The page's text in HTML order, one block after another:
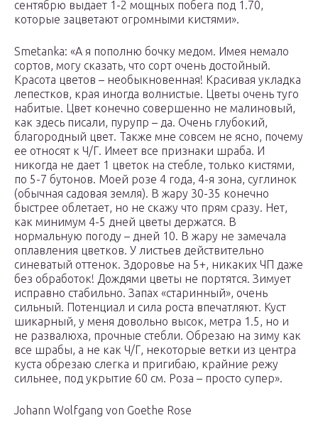
сентябрю выдает 1-2 мощных побега под 1.70,
которые зацветают огромными кистями».
Smetanka: «А я пополню бочку медом. Имея немало
сортов, могу сказать, что сорт очень достойный.
Красота цветов – необыкновенная! Красивая укладка
лепестков, края иногда волнистые. Цветы очень туго
набитые. Цвет конечно совершенно не малиновый,
как здесь писали, пурупр – да. Очень глубокий,
благородный цвет. Также мне совсем не ясно, почему
ее относят к Ч/Г. Имеет все признаки шраба. И
никогда не дает 1 цветок на стебле, только кистями,
по 5-7 бутонов. Моей розе 4 года, 4-я зона, суглинок
(обычная садовая земля). В жару 30-35 конечно
быстрее облетает, но не скажу что прям сразу. Нет,
как минимум 4-5 дней цветы держатся. В
нормальную погоду – дней 10. В жару не замечала
оплавления цветков. У листьев действительно
синеватый оттенок. Здоровье на 5+, никаких ЧП даже
без обработок! Дождями цветы не портятся. Зимует
исправно стабильно. Запах «старинный», очень
сильный. Потенциал и сила роста впечатляют. Куст
шикарный, у меня довольно высок, метра 1.5, но и
не развалюха, прочные стебли. Обрезаю на зиму как
все шрабы, а не как Ч/Г, некоторые ветки из центра
куста обрезаю слегка и пригибаю, крайние режу
сильнее, под укрытие 60 см. Роза – просто супер».
Johann Wolfgang von Goethe Rose